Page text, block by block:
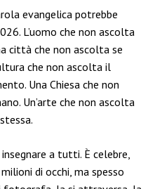
evangelica potrebbe
L’uomo che non ascolta
città che non ascolta se
che non ascolta il
Una Chiesa che non
Un’arte che non ascolta
a tutti. È celebre,
di occhi, ma spesso